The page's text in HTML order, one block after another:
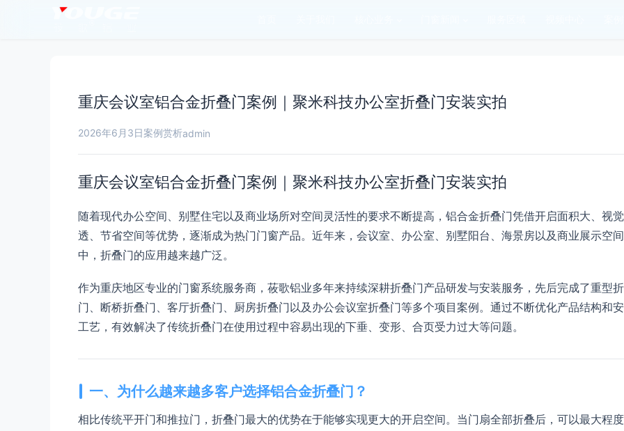
重庆会议室铝合金折叠门案例｜聚米科技办公室折叠门安装实拍
2026年6月3日案例赏析admin
重庆会议室铝合金折叠门案例｜聚米科技办公室折叠门安装实拍
随着现代办公空间、别墅住宅以及商业场所对空间灵活性的要求不断提高，铝合金折叠门凭借开启面积大、视
透、节省空间等优势，逐渐成为热门门窗产品。近年来，会议室、办公室、别墅阳台、海景房以及商业展示空间
中，折叠门的应用越来越广泛。
作为重庆地区专业的门窗系统服务商，莜歌铝业多年来持续深耕折叠门产品研发与安装服务，先后完成了重型
门、断桥折叠门、客厅折叠门、厨房折叠门以及办公会议室折叠门等多个项目案例。通过不断优化产品结构和
工艺，有效解决了传统折叠门在使用过程中容易出现的下垂、变形、合页受力过大等问题。
一、为什么越来越多客户选择铝合金折叠门？
相比传统平开门和推拉门，折叠门最大的优势在于能够实现更大的开启空间。当门扇全部折叠后，可以最大程